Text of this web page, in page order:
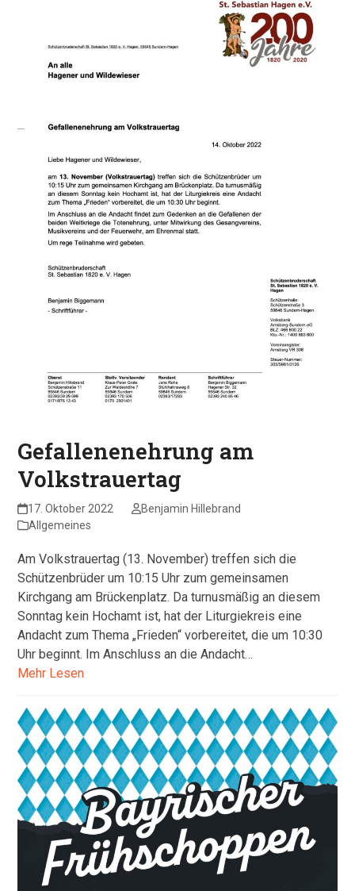
Gefallenenehrung am
Volkstrauertag
17. Oktober 2022
Benjamin Hillebrand
Allgemeines
Am Volkstrauertag (13. November) treffen sich die
Schützenbrüder um 10:15 Uhr zum gemeinsamen
Kirchgang am Brückenplatz. Da turnusmäßig an diesem
Sonntag kein Hochamt ist, hat der Liturgiekreis eine
Andacht zum Thema „Frieden“ vorbereitet, die um 10:30
Uhr beginnt. Im Anschluss an die Andacht…
Mehr Lesen